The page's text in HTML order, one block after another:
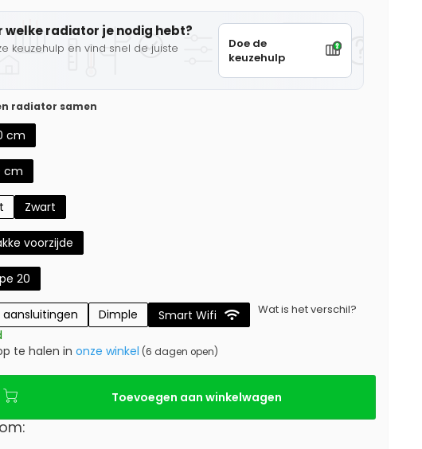
welke radiator je nodig hebt?
keuzehulp en vind snel de juiste
Doe de
keuzehulp
radiator samen
cm
cm
Zwart
voorzijde
20
aansluitingen Dimple Smart Wifi Wat is het verschil?
te halen in onze winkel (6 dagen open)
Toevoegen aan winkelwagen